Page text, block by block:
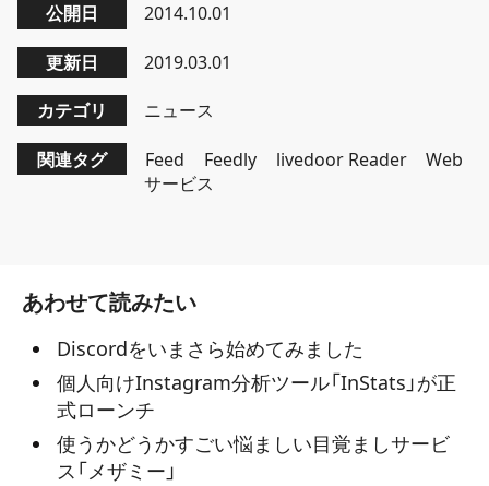
公開日 2014.10.01
更新日 2019.03.01
カテゴリ ニュース
関連タグ Feed Feedly livedoor Reader
Web
サービス
あわせて読みたい
Discordをいまさら始めてみました
個人向けInstagram分析ツール「InStats」が正
式ローンチ
使うかどうかすごい悩ましい目覚ましサービ
ス「メザミー」